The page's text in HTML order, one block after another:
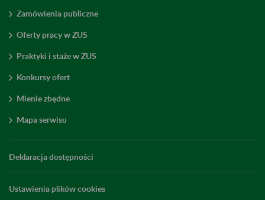
Zamówienia publiczne
Oferty pracy w ZUS
Praktyki i staże w ZUS
Konkursy ofert
Mienie zbędne
Mapa serwisu
Deklaracja dostępności
Ustawienia plików cookies